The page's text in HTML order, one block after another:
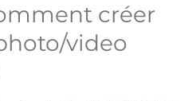
créer
video